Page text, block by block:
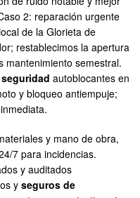
2: reparación urgente
de la Glorieta de
restablecimos la apertura
mantenimiento semestral.
autoblocantes en
y bloqueo antiempuje;
y mano de obra,
7 para incidencias.
y auditados
y seguros de